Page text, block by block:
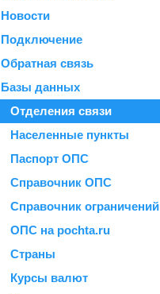
Новости
Подключение
Обратная связь
Базы данных
Отделения связи
Населенные пункты
Паспорт ОПС
Справочник ОПС
Справочник ограничений
ОПС на pochta.ru
Страны
Курсы валют